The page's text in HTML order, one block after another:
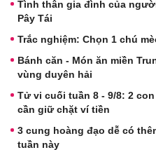
Tình thân gia đình của
Pây Tái
Trắc nghiệm: Chọn 1 chú
Bánh căn - Món ăn miền
vùng duyên hải
Tử vi cuối tuần 8 - 9/8: 2
cần giữ chặt ví tiền
3 cung hoàng đạo dễ có
tuần này